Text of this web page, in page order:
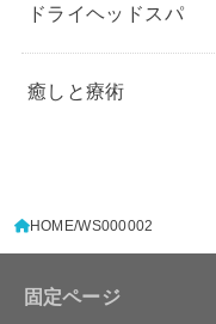
ドライヘッドスパ
癒しと療術
HOME WS000002
固定ページ